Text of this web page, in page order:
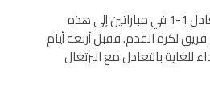
من النادر أن يؤدي التعادل 1-1 في مباراتين إلى هذه
لكرة القدم. فقبل أربعة أيام
للغاية بالتعادل مع البرتغال